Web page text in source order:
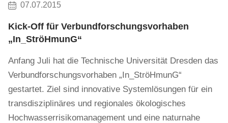
07.07.2015
Kick-Off für Verbundforschungsvorhaben
„In_StröHmunG“
Anfang Juli hat die Technische Universität Dresden das
Verbundforschungsvorhaben „In_StröHmunG“
gestartet. Ziel sind innovative Systemlösungen für ein
transdisziplinäres und regionales ökologisches
Hochwasserrisikomanagement und eine naturnahe